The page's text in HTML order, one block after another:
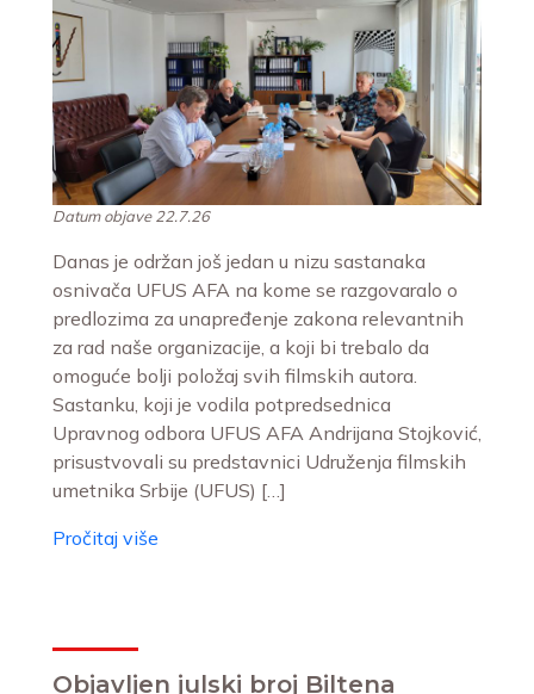
Datum objave 22.7.26
Danas je održan još jedan u nizu sastanaka
osnivača UFUS AFA na kome se razgovaralo o
predlozima za unapređenje zakona relevantnih
za rad naše organizacije, a koji bi trebalo da
omoguće bolji položaj svih filmskih autora.
Sastanku, koji je vodila potpredsednica
Upravnog odbora UFUS AFA Andrijana Stojković,
prisustvovali su predstavnici Udruženja filmskih
umetnika Srbije (UFUS) […]
Pročitaj više
Objavljen julski broj Biltena